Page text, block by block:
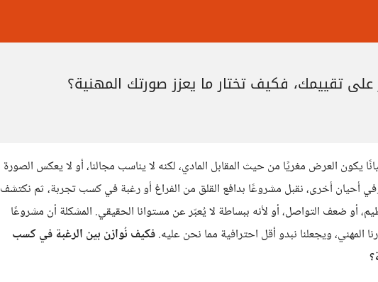
تقييمك، فكيف تختار ما يعزز صورتك المهنية؟
يكون العرض مغريًا من حيث المقابل المادي، لكنه لا يناسب مجالنا، أو لا يعكس الصورة
أحيان أخرى، نقبل مشروعًا بدافع القلق من الفراغ أو رغبة في كسب تجربة، ثم نكتشف
أو ضعف التواصل، أو لأنه ببساطة لا يُعبّر عن مستوانا الحقيقي. المشكلة أن مشروعًا
المهني، ويجعلنا نبدو أقل احترافية مما نحن عليه.فكيف نُوازن بين الرغبة في كسب